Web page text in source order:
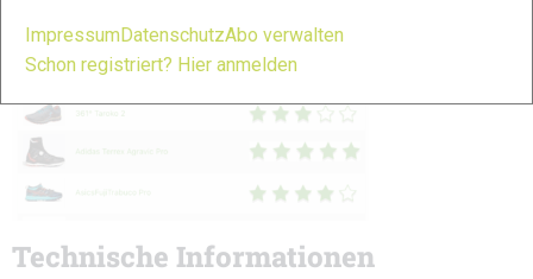
Übersicht der Trailschuh-Modelle
2021
Technische Informationen
ImpressumDatenschutzAbo verwalten
Schon registriert? Hier anmelden